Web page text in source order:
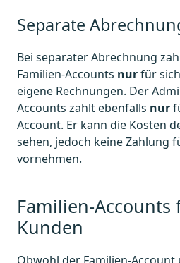
Separate
Bei separater Abrechnung
Familien-Accounts nurfür
eigene Rechnungen. Der
Accounts zahlt ebenfalls nur
Account. Er kann die Kosten
sehen, jedoch keine Zahlung
vornehmen.
Familien-Accounts
Kunden